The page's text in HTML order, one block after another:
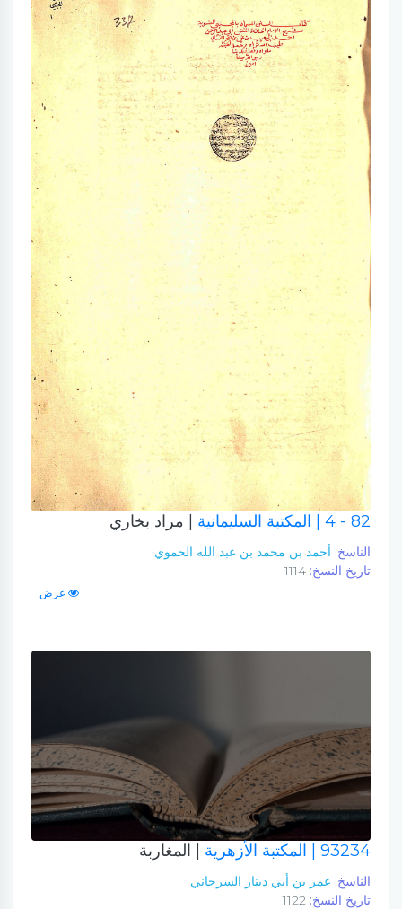
82 - 4 | المكتبة السليمانية | مراد بخاري
الناسخ: أحمد بن محمد بن عبد الله الحموي
تاريخ النسخ:
عرض
93234 | المكتبة الأزهرية | المغاربة
الناسخ: عمر بن أبي دينار السرحاني
تاريخ النسخ: